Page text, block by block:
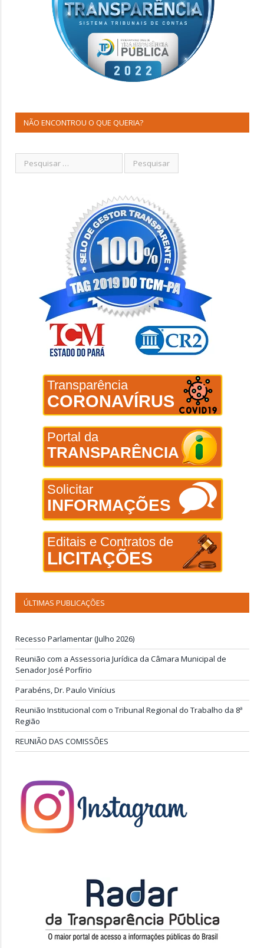
NÃO ENCONTROU O QUE QUERIA?
Transparência
CORONAVÍRUS
Portal da
TRANSPARÊNCIA
Solicitar
INFORMAÇÕES
Editais e Contratos de
LICITAÇÕES
ÚLTIMAS PUBLICAÇÕES
Recesso Parlamentar (Julho 2026)
Reunião com a Assessoria Jurídica da Câmara Municipal de
Senador José Porfírio
Parabéns, Dr. Paulo Vinícius
Reunião Institucional com o Tribunal Regional do Trabalho da 8ª
Região
REUNIÃO DAS COMISSÕES